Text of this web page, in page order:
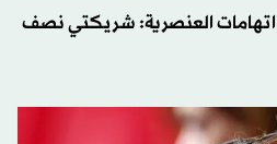
العنصرية: شريكتي نصف